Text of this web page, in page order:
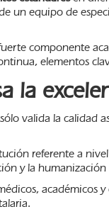
un equipo de
componente
elementos
la
valida la calidad
referente a
y la